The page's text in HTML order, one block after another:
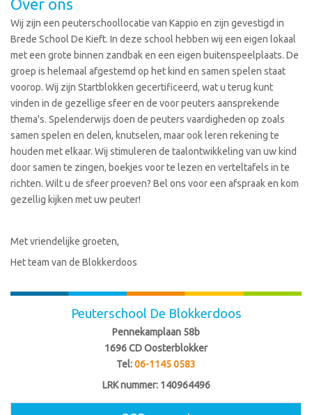
Over ons
Wij zijn een peuterschoollocatie van Kappio en zijn gevestigd in
Brede School De Kieft. In deze school hebben wij een eigen lokaal
met een grote binnen zandbak en een eigen buitenspeelplaats. De
groep is helemaal afgestemd op het kind en samen spelen staat
voorop. Wij zijn Startblokken gecertificeerd, wat u terug kunt
vinden in de gezellige sfeer en de voor peuters aansprekende
thema's. Spelenderwijs doen de peuters vaardigheden op zoals
samen spelen en delen, knutselen, maar ook leren rekening te
houden met elkaar. Wij stimuleren de taalontwikkeling van uw kind
door samen te zingen, boekjes voor te lezen en verteltafels in te
richten. Wilt u de sfeer proeven? Bel ons voor een afspraak en kom
gezellig kijken met uw peuter!
Met vriendelijke groeten,
Het team van de Blokkerdoos
Peuterschool De Blokkerdoos
Pennekamplaan 58b
1696 CD Oosterblokker
Tel:06-1145 0583
LRK nummer: 140964496